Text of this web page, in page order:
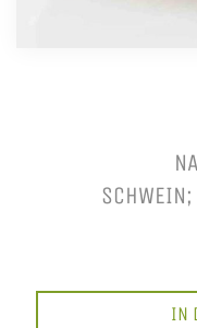
SCHWEIN;
IN